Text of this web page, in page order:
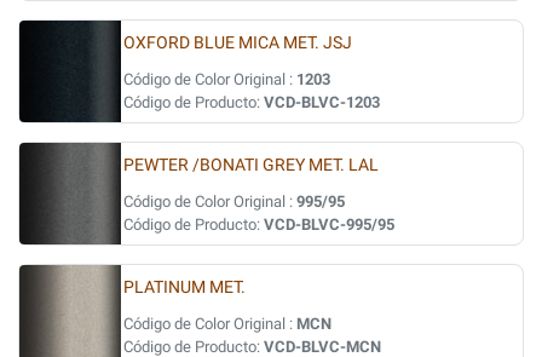
OXFORD BLUE MICA MET. JSJ
Código de Color Original : 1203
Código de Producto: VCD-BLVC-1203
PEWTER /BONATI GREY MET. LAL
Código de Color Original : 995/95
Código de Producto: VCD-BLVC-995/95
PLATINUM MET.
Código de Color Original : MCN
Código de Producto: VCD-BLVC-MCN